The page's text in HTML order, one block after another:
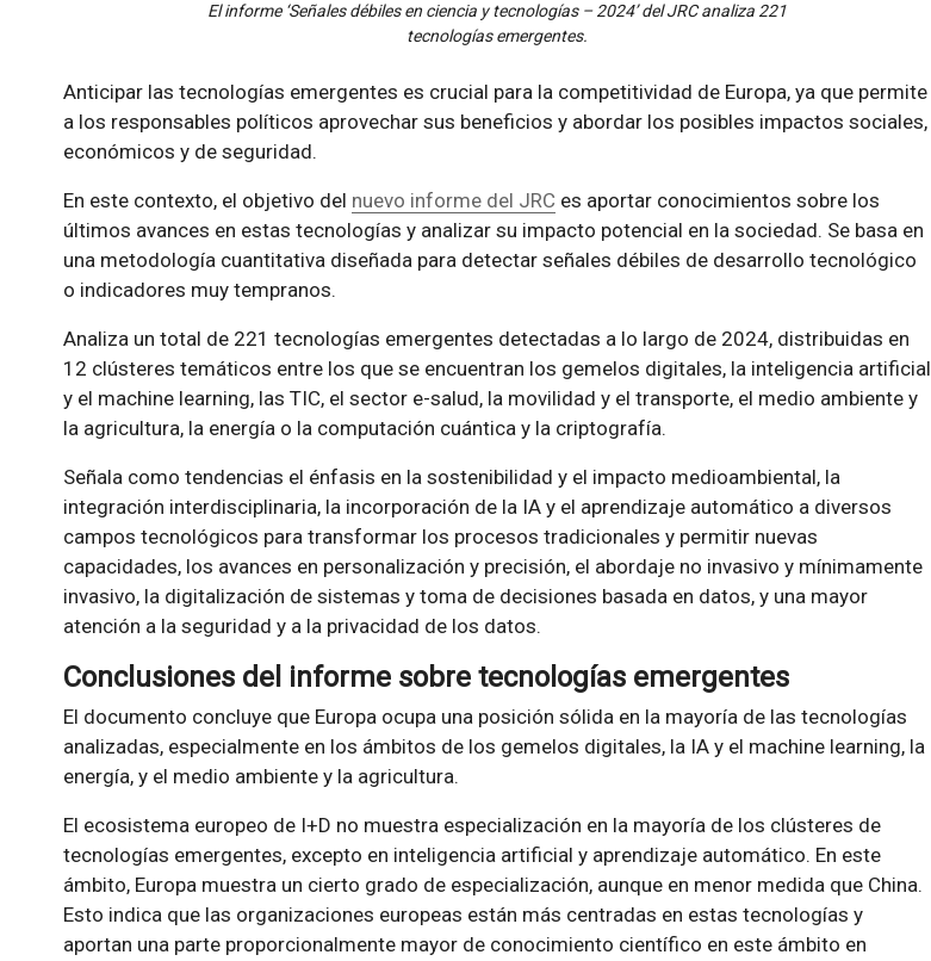
El informe ‘Señales débiles en ciencia y tecnologías – 2024’ del JRC analiza 221
tecnologías emergentes.
Anticipar las tecnologías emergentes es crucial para la competitividad de Europa, ya que permite
a los responsables políticos aprovechar sus beneficios y abordar los posibles impactos sociales,
económicos y de seguridad.
En este contexto, el objetivo del nuevo informe del JRC es aportar conocimientos sobre los
últimos avances en estas tecnologías y analizar su impacto potencial en la sociedad. Se basa en
una metodología cuantitativa diseñada para detectar señales débiles de desarrollo tecnológico
o indicadores muy tempranos.
Analiza un total de 221 tecnologías emergentes detectadas a lo largo de 2024, distribuidas en
12 clústeres temáticos entre los que se encuentran los gemelos digitales, la inteligencia artificial
y el machine learning, las TIC, el sector e-salud, la movilidad y el transporte, el medio ambiente y
la agricultura, la energía o la computación cuántica y la criptografía.
Señala como tendencias el énfasis en la sostenibilidad y el impacto medioambiental, la
integración interdisciplinaria, la incorporación de la IA y el aprendizaje automático a diversos
campos tecnológicos para transformar los procesos tradicionales y permitir nuevas
capacidades, los avances en personalización y precisión, el abordaje no invasivo y mínimamente
invasivo, la digitalización de sistemas y toma de decisiones basada en datos, y una mayor
atención a la seguridad y a la privacidad de los datos.
Conclusiones del informe sobre tecnologías emergentes
El documento concluye que Europa ocupa una posición sólida en la mayoría de las tecnologías
analizadas, especialmente en los ámbitos de los gemelos digitales, la IA y el machine learning, la
energía, y el medio ambiente y la agricultura.
El ecosistema europeo de I+D no muestra especialización en la mayoría de los clústeres de
tecnologías emergentes, excepto en inteligencia artificial y aprendizaje automático. En este
ámbito, Europa muestra un cierto grado de especialización, aunque en menor medida que China.
Esto indica que las organizaciones europeas están más centradas en estas tecnologías y
aportan una parte proporcionalmente mayor de conocimiento científico en este ámbito en